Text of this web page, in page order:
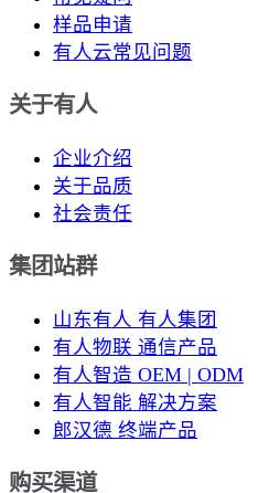
样品申请
有人云常见问题
关于有人
企业介绍
关于品质
社会责任
集团站群
山东有人 有人集团
有人物联 通信产品
有人智造 OEM | ODM
有人智能 解决方案
郎汉德 终端产品
购买渠道